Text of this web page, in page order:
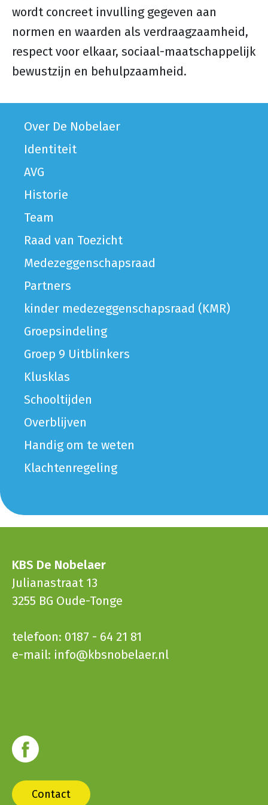
wordt concreet invulling gegeven aan
normen en waarden als verdraagzaamheid,
respect voor elkaar, sociaal-maatschappelijk
bewustzijn en behulpzaamheid.
Over De Nobelaer
Identiteit
AVG
Historie
Team
Raad van Toezicht
Medezeggenschapsraad
Partners
kinder medezeggenschapsraad (KMR)
Groepsindeling
Groep 9 Uitblinkers
Klusklas
Schooltijden
Overblijven
Handig om te weten
Klachtenregeling
KBS De Nobelaer
Julianastraat 13
3255 BG Oude-Tonge
telefoon: 0187 - 64 21 81
e-mail: info@kbsnobelaer.nl
Contact